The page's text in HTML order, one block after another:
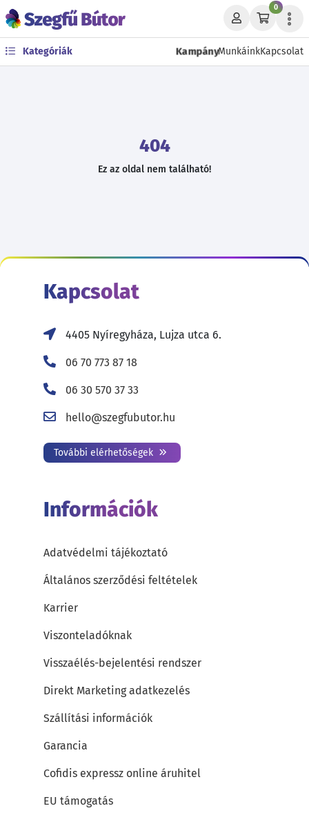
0
Kategóriák KampányMunkáinkKapcsolat
404
Ez az oldal nem található!
Kapcsolat
4405 Nyíregyháza, Lujza utca 6.
06 70 773 87 18
06 30 570 37 33
hello@szegfubutor.hu
További elérhetőségek
Információk
Adatvédelmi tájékoztató
Általános szerződési feltételek
Karrier
Viszonteladóknak
Visszaélés-bejelentési rendszer
Direkt Marketing adatkezelés
Szállítási információk
Garancia
Cofidis expressz online áruhitel
EU támogatás